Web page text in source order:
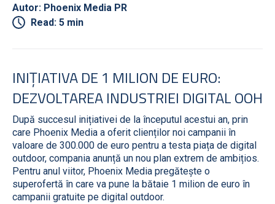
Autor: Phoenix Media PR
Read: 5 min
INIȚIATIVA DE 1 MILION DE EURO:
DEZVOLTAREA INDUSTRIEI DIGITAL OOH
După succesul inițiativei de la începutul acestui an, prin
care Phoenix Media a oferit clienților noi campanii în
valoare de 300.000 de euro pentru a testa piața de digital
outdoor, compania anunță un nou plan extrem de ambițios.
Pentru anul viitor, Phoenix Media pregătește o
superofertă în care va pune la bătaie 1 milion de euro în
campanii gratuite pe digital outdoor.